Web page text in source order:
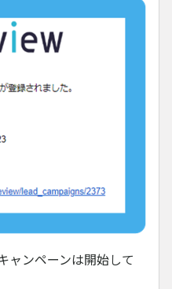
ャンペーンは開始して